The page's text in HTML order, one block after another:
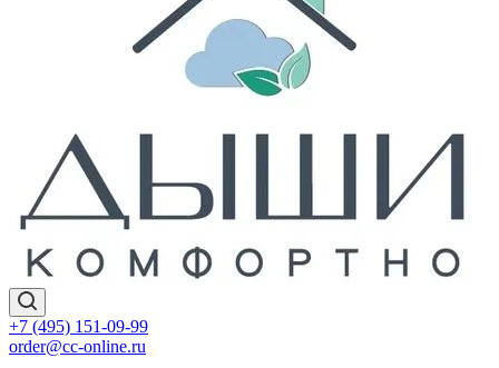
+7 (495) 151-09-99
order@cc-online.ru